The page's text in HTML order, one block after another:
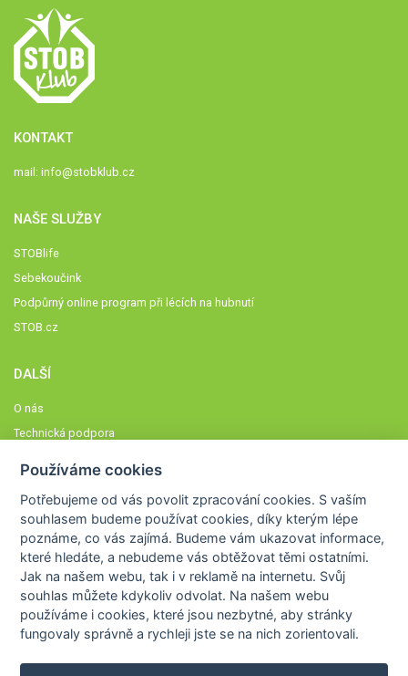
KONTAKT
mail: info@stobklub.cz
NAŠE SLUŽBY
STOBlife
Sebekoučink
Podpůrný online program při lécích na hubnutí
STOB.cz
DALŠÍ
O nás
Technická podpora
Členové STOBklubu
Zásady nakládání s osobními údaji
Otestujte se
Spočítejte si
Výzva 52
Používáme cookies
Potřebujeme od vás povolit zpracování cookies. S vaším
souhlasem budeme používat cookies, díky kterým lépe
poznáme,co vás zajímá. Budeme vám ukazovat informace,
které hledáte, a nebudeme vás obtěžovat těmi ostatními.
Jak na našem webu, tak i v reklamě na internetu. Svůj
souhlas můžete kdykoliv odvolat. Na našem webu
používáme i cookies, které jsou nezbytné, aby stránky
fungovaly správně a rychleji jste se na nich zorientovali.